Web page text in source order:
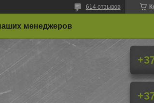
614 отзывов
менеджеров